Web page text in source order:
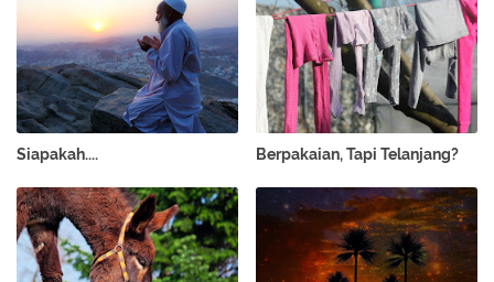
Siapakah.... Berpakaian, Tapi Telanjang?